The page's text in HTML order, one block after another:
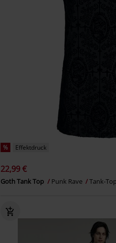
% Effektdruck
22,99 €
Goth Tank Top Punk Rave Tank-Top